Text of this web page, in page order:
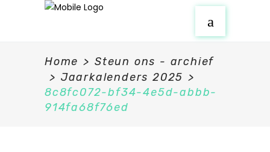
Home > Steun ons - archief
> Jaarkalenders 2025 >
8c8fc072-bf34-4e5d-abbb-
914fa68f76ed